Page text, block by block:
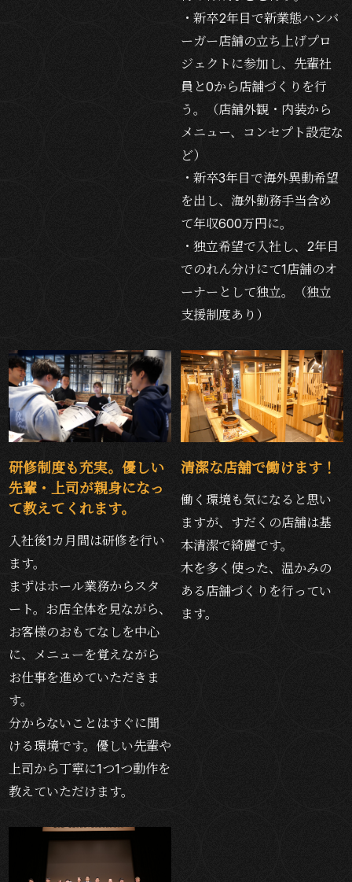
・新卒2年目で新業態ハンバ
ーガー店舗の立ち上げプロ
ジェクトに参加し、先輩社
員と0から店舗づくりを行
う。（店舗外観・内装から
メニュー、コンセプト設定な
ど）
・新卒3年目で海外異動希望
を出し、海外勤務手当含め
て年収600万円に。
・独立希望で入社し、2年目
でのれん分けにて1店舗のオ
ーナーとして独立。（独立
支援制度あり）
研修制度も充実。優しい
先輩・上司が親身になっ
て教えてくれます。
入社後1カ月間は研修を行い
ます。
まずはホール業務からスタ
ート。お店全体を見ながら、
お客様のおもてなしを中心
に、メニューを覚えながら
お仕事を進めていただきま
す。
分からないことはすぐに聞
ける環境です。優しい先輩や
上司から丁寧に1つ1つ動作を
教えていただけます。
清潔な店舗で働けます！
働く環境も気になると思い
ますが、すだくの店舗は基
本清潔で綺麗です。
木を多く使った、温かみの
ある店舗づくりを行ってい
ます。